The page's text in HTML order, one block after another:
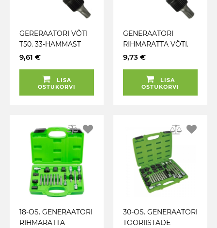
GERERAATORI VÕTI
T50. 33-HAMMAST
JBM
9,61 €
LISA
OSTUKORVI
GENERAATORI
RIHMARATTA VÕTI.
BOSCH 33-HAMMAST
110MM JBM
9,73 €
LISA
OSTUKORVI
18-OS. GENERAATORI
RIHMARATTA
30-OS. GENERAATORI
TÖÖRIISTADE